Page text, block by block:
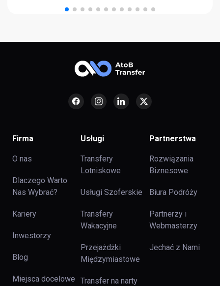
Firma
O nas
Dlaczego Warto
Nas Wybrać?
Kariery
Inwestorzy
Blog
Miejsca docelowe
Usługi
Transfery
Lotniskowe
Usługi Szoferskie
Transfery
Wakacyjne
Przejażdżki
Międzymiastowe
Transfer na narty
Partnerstwa
Rozwiązania
Biznesowe
Biura Podróży
Partnerzy i
Webmasterzy
Jechać z Nami